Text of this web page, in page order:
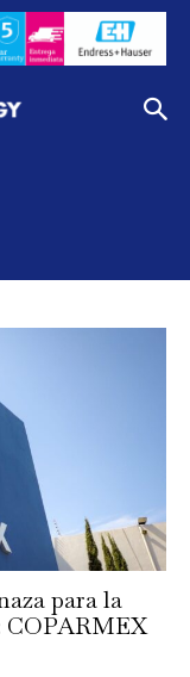
para la
COPARMEX